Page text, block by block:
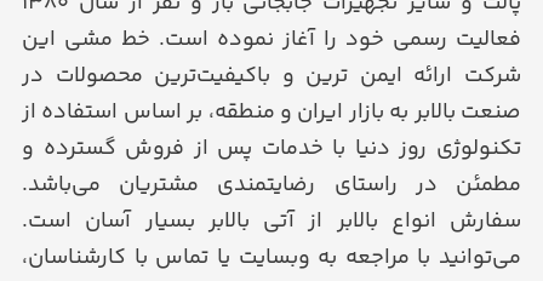
فعالیت رسمی خود را آغاز نموده است. خط مشی این
شرکت ارائه ایمن ترین و باکیفیت‌ترین محصولات در
صنعت بالابر به بازار ایران و منطقه، بر اساس استفاده از
تکنولوژی روز دنیا با خدمات پس از فروش گسترده و
مطمئن در راستای رضایتمندی مشتریان می‌باشد.
سفارش انواع بالابر از آتی بالابر بسیار آسان است.
می‌توانید با مراجعه به وبسایت یا تماس با کارشناسان،